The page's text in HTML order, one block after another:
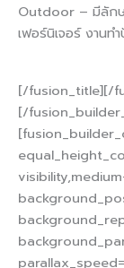
Outdoor – มีลักษ
เฟอร์นิเจอร์ งานท
[/fusion_title][/
[/